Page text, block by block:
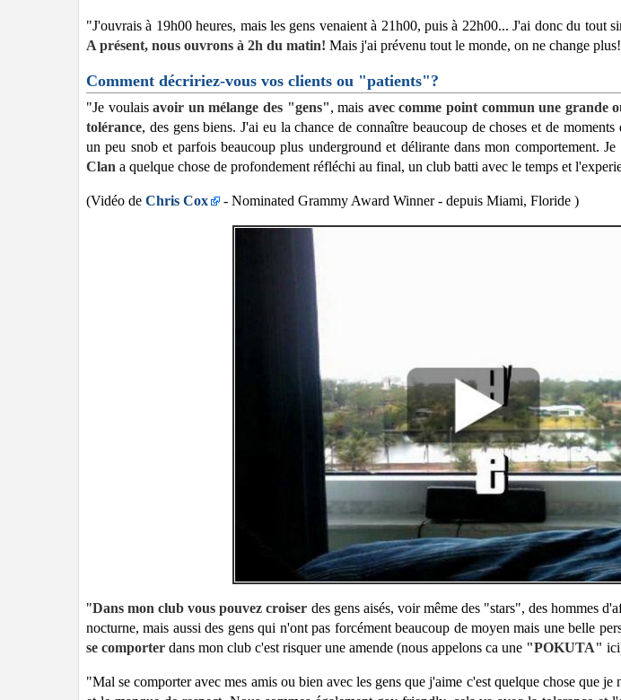
"J'ouvrais à 19h00 heures, mais les gens venaient à 21h00, puis à 22h00... J'ai donc du tout
A présent, nous ouvrons à 2h du matin! Mais j'ai prévenu tout le monde, on ne change
Comment décririez-vous vos clients ou "patients"?
"Je voulaisavoir un mélange des "gens", mais avec comme point commun une grande
tolérance, des gens biens. J'ai eu la chance de connaître beaucoup de choses et de
un peu snob et parfois beaucoup plus underground et délirante dans mon comportement.
Clan a quelque chose de profondement réfléchi au final, un club batti avec le temps et
(Vidéo de Chris Cox - Nominated Grammy Award Winner - depuis Miami, Floride )
"Dans mon club vous pouvez croiser des gens aisés, voir même des "stars", des hommes
nocturne, mais aussi des gens qui n'ont pas forcément beaucoup de moyen mais une belle
se comporter dans mon club c'est risquer une amende (nous appelons ca une "POKUTA"
"Mal se comporter avec mes amis ou bien avec les gens que j'aime c'est quelque chose que je